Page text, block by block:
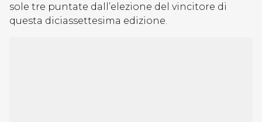
sole tre puntate dall’elezione del vincitore di
questa diciassettesima edizione.